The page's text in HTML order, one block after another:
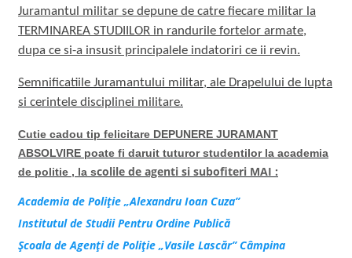
Juramantul militar se depune de catre fiecare militar la
TERMINAREA STUDIILOR in randurile fortelor armate,
dupa ce si-a insusit principalele indatoriri ce ii revin.
Semnificatiile Juramantului militar, ale Drapelului de lupta
si cerintele disciplinei militare.
Cutie cadou tip felicitare DEPUNERE JURAMANT
ABSOLVIRE poate fi daruit tuturor studentilor la academia
de politie , la scolile de agenti si subofiteri MAI :
Academia de Poliţie „Alexandru Ioan Cuza”
Institutul de Studii Pentru Ordine Publică
Şcoala de Agenţi de Poliţie „Vasile Lascăr” Câmpina